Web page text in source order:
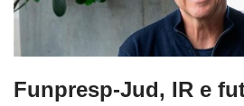
Funpresp-Jud, IR e